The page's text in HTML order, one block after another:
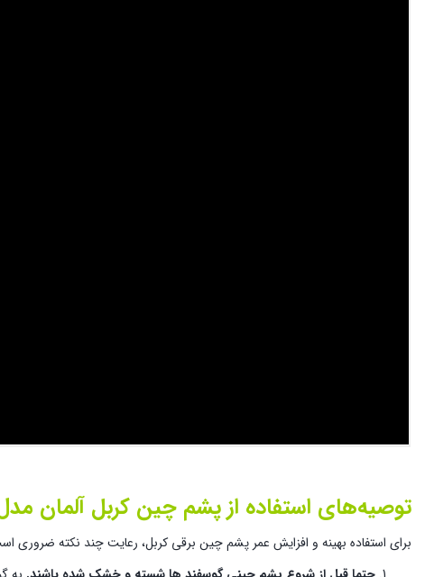
توصیه‌های استفاده از پشم چین کربل آلمان مدل
برای استفاده بهینه و افزایش عمر پشم چین برقی کربل، رعایت چند نکته ضروری